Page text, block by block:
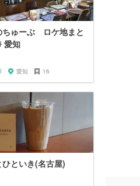
ちゅーぶ ロケ地まと
愛知
愛知 16
といき(名古屋)